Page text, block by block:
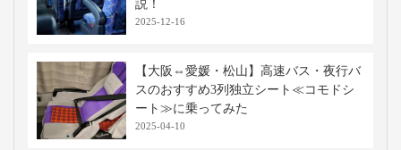
説！
2025-12-16
【大阪⇔愛媛・松山】高速バス・夜行バ
スのおすすめ3列独立シート≪コモドシ
ート≫に乗ってみた
2025-04-10